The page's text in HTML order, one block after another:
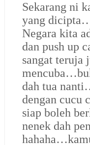
Sekarang ni
yang
Negara kita
dan push up
sangat teruja
dah tua
dengan cucu
siap boleh
nenek dah